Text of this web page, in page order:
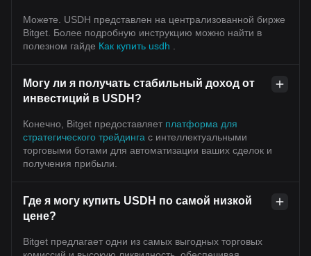
Можете. USDH представлен на централизованной бирже
Bitget. Более подробную инструкцию можно найти в
полезном гайде Как купить usdh
Могу ли я получать стабильный доход от
инвестиций в USDH?
Конечно, Bitget предоставляет платформа для
стратегического трейдинга с интеллектуальными
торговыми ботами для автоматизации ваших сделок и
получения прибыли.
Где я могу купить USDH по самой низкой
цене?
Bitget предлагает одни из самых выгодных торговых